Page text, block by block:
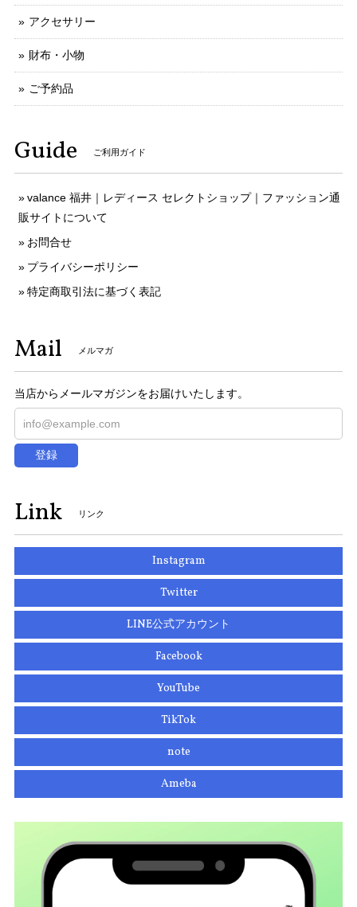
アクセサリー
財布・小物
ご予約品
Guide ご利用ガイド
valance 福井｜レディース セレクトショップ｜ファッション通
販サイトについて
お問合せ
プライバシーポリシー
特定商取引法に基づく表記
Mail メルマガ
当店からメールマガジンをお届けいたします。
登録
Link リンク
Instagram
Twitter
LINE公式アカウント
Facebook
YouTube
TikTok
note
Ameba